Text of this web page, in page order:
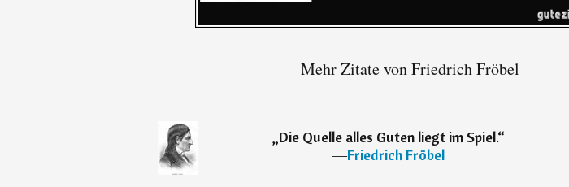
Mehr Zitate von Friedrich Fröbel
„Die Quelle alles Guten liegt im Spiel.“
―Friedrich Fröbel